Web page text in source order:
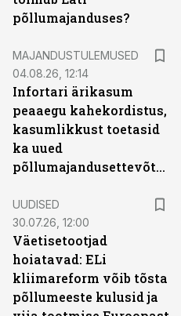
põllumajanduses?
MAJANDUSTULEMUSED
04.08.26, 12:14
Infortari ärikasum
peaaegu kahekordistus,
kasumlikkust toetasid
ka uued
põllumajandusettevõtted
UUDISED
30.07.26, 12:00
Väetisetootjad
hoiatavad: ELi
kliimareform võib tõsta
põllumeeste kulusid ja